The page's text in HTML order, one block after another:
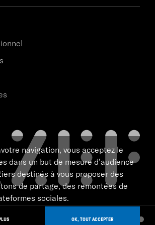
de Marseille
2026
navigation, vous acceptez le
dans un but de mesure d’audience
destinés à vous proposer des
de partage, des remontées de
sociales.
OK, TOUT ACCEPTER